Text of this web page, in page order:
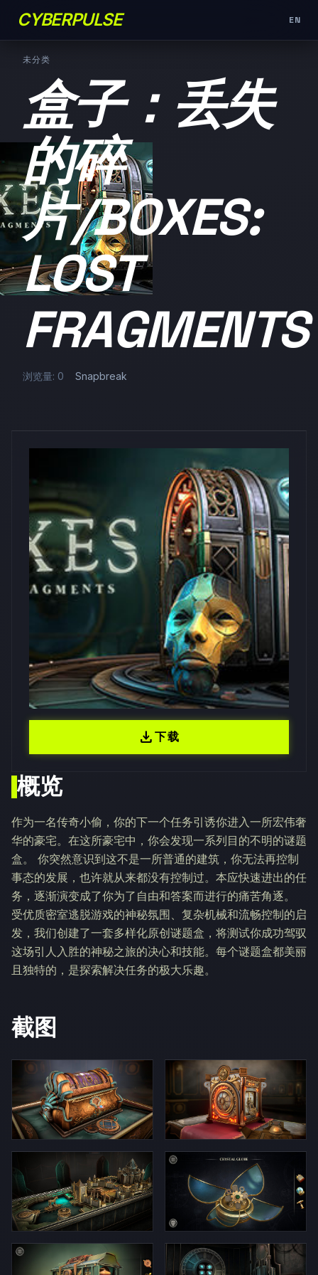
CYBERPULSE EN
未分类
盒子：丢失
的碎
片/BOXES:
LOST
FRAGMENTS
浏览量: 0 Snapbreak
概览
作为一名传奇小偷，你的下一个任务引诱你进入一所宏伟奢
华的豪宅。在这所豪宅中，你会发现一系列目的不明的谜题
盒。 你突然意识到这不是一所普通的建筑，你无法再控制
事态的发展，也许就从来都没有控制过。本应快速进出的任
务，逐渐演变成了你为了自由和答案而进行的痛苦角逐。
受优质密室逃脱游戏的神秘氛围、复杂机械和流畅控制的启
发，我们创建了一套多样化原创谜题盒，将测试你成功驾驭
这场引人入胜的神秘之旅的决心和技能。每个谜题盒都美丽
且独特的，是探索解决任务的极大乐趣。
截图
download下载